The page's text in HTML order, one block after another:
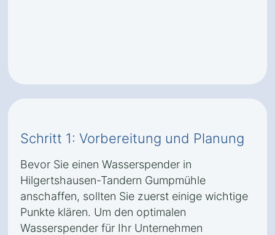
Schritt 1: Vorbereitung und Planung
Bevor Sie einen Wasserspender in
Hilgertshausen-Tandern Gumpmühle
anschaffen, sollten Sie zuerst einige wichtige
Punkte klären. Um den optimalen
Wasserspender für Ihr Unternehmen